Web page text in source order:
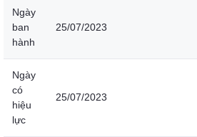
Ngày
ban
hành
25/07/2023
Ngày
có
hiệu
lực
25/07/2023